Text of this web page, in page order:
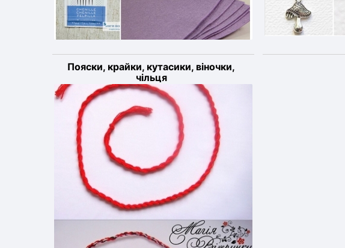
Пояски, крайки, кутасики, віночки,
чільця